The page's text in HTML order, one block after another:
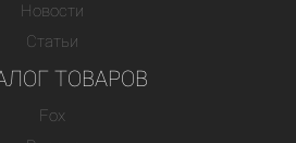
Новости
Статьи
ТОВАРОВ
Fox